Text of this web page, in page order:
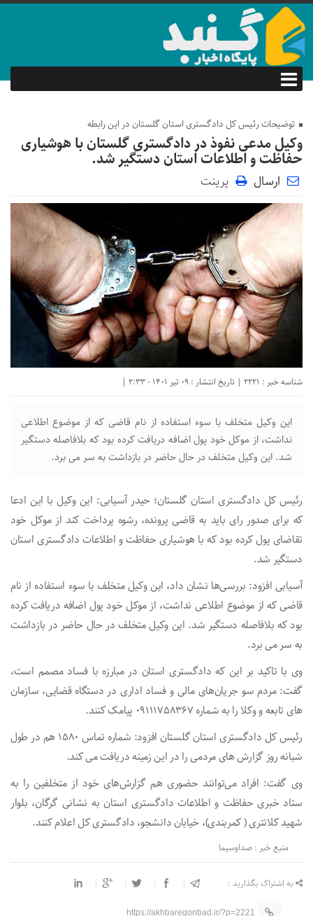
توضیحات رئیس کل دادگستری استان گلستان در این رابطه
وکیل مدعی نفوذ در دادگستری گلستان با هوشیاری
حفاظت و اطلاعات استان دستگیر شد.
ارسال پرینت
شناسه خبر : 2221 | تاریخ انتشار : 09 تیر 1401 - 2:33 |
این وکیل متخلف با سوء استفاده از نام قاضی که از موضوع اطلاعی
نداشت، از موکل خود پول اضافه دریافت کرده بود که بلافاصله دستگیر
شد. این وکیل متخلف در حال حاضر در بازداشت به سر می برد.
رئیس کل دادگستری استان گلستان؛ حیدر آسیابی: این وکیل با این ادعا
که برای صدور رای باید به قاضی پرونده، رشوه پرداخت کند از موکل خود
تقاضای پول کرده بود که با هوشیاری حفاظت و اطلاعات دادگستری استان
دستگیر شد.
آسیابی افزود: بررسی‌ها نشان داد، این وکیل متخلف با سوء استفاده از نام
قاضی که از موضوع اطلاعی نداشت، از موکل خود پول اضافه دریافت کرده
بود که بلافاصله دستگیر شد. این وکیل متخلف در حال حاضر در بازداشت
به سر می برد.
وی با تاکید بر این که دادگستری استان در مبارزه با فساد مصمم است،
گفت: مردم سو جریان‌های مالی و فساد اداری در دستگاه قضایی، سازمان
های تابعه و وکلا را به شماره ۰۹۱۱۱۷۵۸۳۶۷ پیامک کنند.
رئیس کل دادگستری استان گلستان افزود: شماره تماس ۱۵۸۰ هم در طول
شبانه روز گزارش های مردمی را در این زمینه دریافت می کند.
وی گفت: افراد می‌توانند حضوری هم گزارش‌های خود از متخلفین را به
ستاد خبری حفاظت و اطلاعات دادگستری استان به نشانی گرگان، بلوار
شهید کلانتری ( کمربندی)، خیابان دانشجو، دادگستری کل اعلام کنند.
منبع خبر : صداوسیما
به اشتراک بگذارید :
https://akhbaregonbad.ir/?p=2221